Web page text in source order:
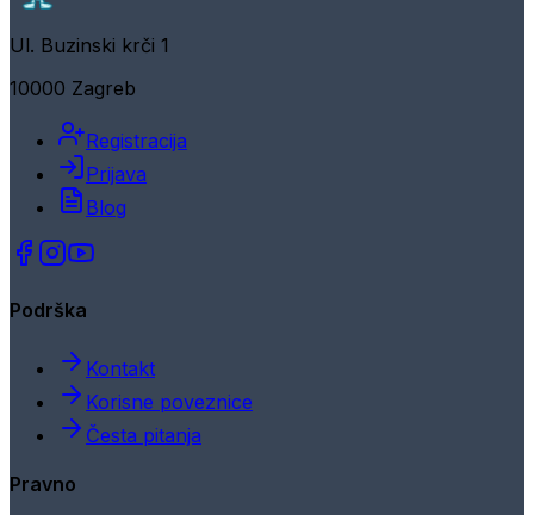
Ul. Buzinski krči 1
10000 Zagreb
Registracija
Prijava
Blog
Podrška
Kontakt
Korisne poveznice
Česta pitanja
Pravno